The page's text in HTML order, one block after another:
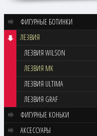
ФИГУРНЫЕ БОТИНКИ
ЛЕЗВИЯ
ЛЕЗВИЯ WILSON
ЛЕЗВИЯ MK
ЛЕЗВИЯ ULTIMA
ЛЕЗВИЯ GRAF
ФИГУРНЫЕ КОНЬКИ
АКСЕССУАРЫ